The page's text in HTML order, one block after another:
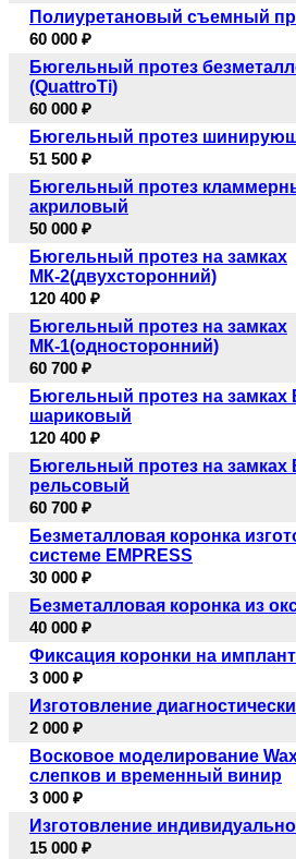
Полиуретановый съемный
60 000 ₽
Бюгельный протез
(QuattroTi)
60 000 ₽
Бюгельный протез
51 500 ₽
Бюгельный протез
акриловый
50 000 ₽
Бюгельный протез на замках
МК-2(двухсторонний)
120 400 ₽
Бюгельный протез на замках
МК-1(односторонний)
60 700 ₽
Бюгельный протез на замках
шариковый
120 400 ₽
Бюгельный протез на замках
рельсовый
60 700 ₽
Безметалловая коронка
системе EMPRESS
30 000 ₽
Безметалловая коронка из
40 000 ₽
Фиксация коронки на
3 000 ₽
Изготовление
2 000 ₽
Восковое моделирование
слепков и временный винир
3 000 ₽
Изготовление
15 000 ₽